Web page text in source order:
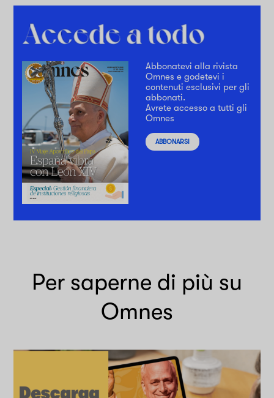
Abbonatevi alla rivista
Omnes e godetevi i
contenuti esclusivi per gli
abbonati.
Avrete accesso a tutti gli
Omnes
ABBONARSI
Per saperne di più su
Omnes